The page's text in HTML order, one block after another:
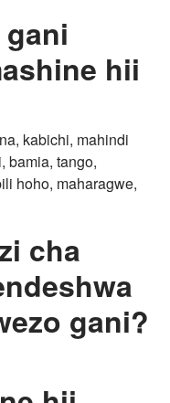
hii
kabichi, mahindi
bamia, tango,
hoho, maharagwe,
cha
gani?